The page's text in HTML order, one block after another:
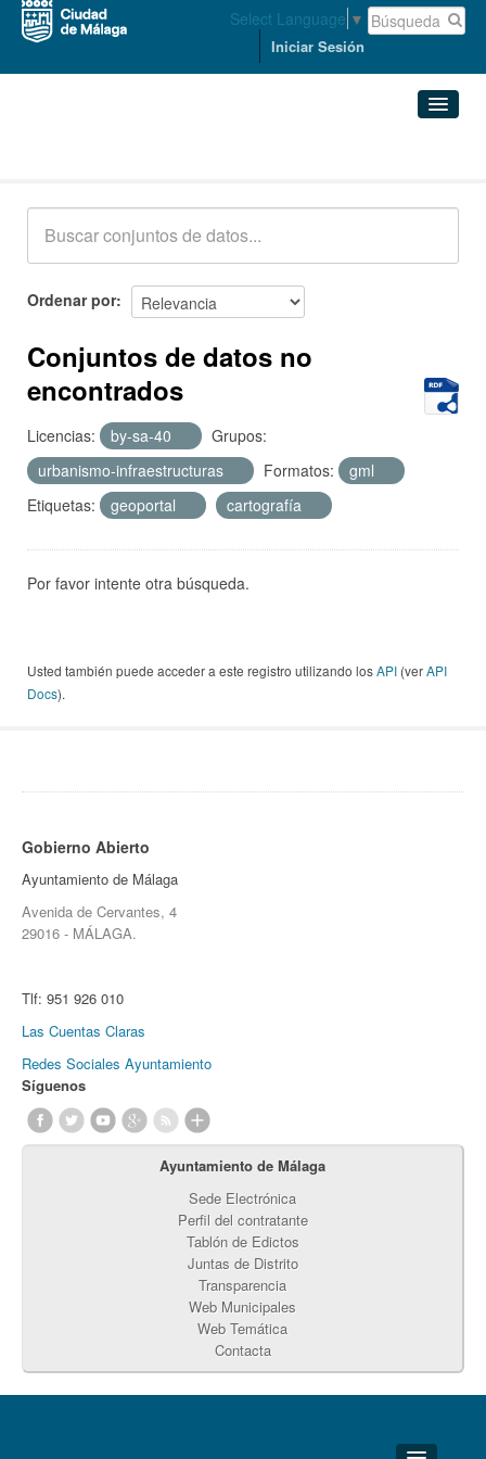
Select Language ▼
Iniciar Sesión
Acerca de
Ordenar por
Conjuntos de datos no
encontrados
Licencias: by-sa-40
Grupos:
urbanismo-infraestructuras
Formatos:
gml
Etiquetas:
geoportal cartografía
Por favor intente otra búsqueda.
Usted también puede acceder a este registro utilizando losAPI (verAPI
Docs).
Gobierno Abierto
Ayuntamiento de Málaga
Avenida de Cervantes, 4
29016 - MÁLAGA.
Tlf: 951 926 010
Las Cuentas Claras
Redes Sociales Ayuntamiento
Síguenos
Ayuntamiento de Málaga
Sede Electrónica
Perfil del contratante
Tablón de Edictos
Juntas de Distrito
Transparencia
Web Municipales
Web Temática
Contacta